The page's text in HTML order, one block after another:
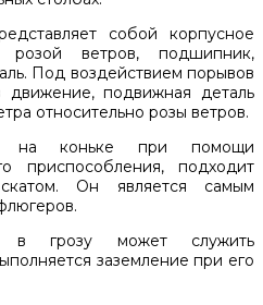
собой корпусное
розой ветров, подшипник,
Под воздействием порывов
подвижная деталь
относительно розы ветров.
на коньке при помощи
приспособления, подходит
Он является самым
в грозу может служить
заземление при его